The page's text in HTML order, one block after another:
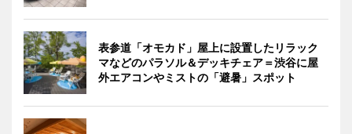
表参道「オモカド」屋上に設置したリラック
マなどのパラソル＆デッキチェア＝渋谷に屋
外エアコンやミストの「避暑」スポット